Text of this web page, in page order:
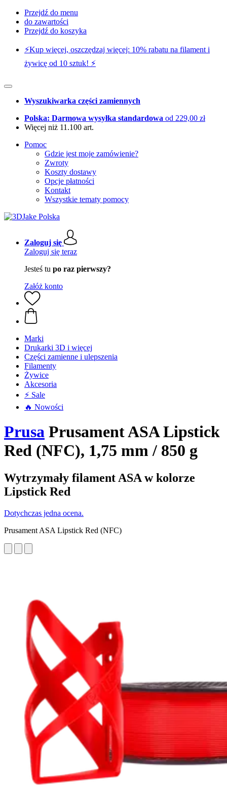
Przejdź do menu
do zawartości
Przejdź do koszyka
⚡️Kup więcej, oszczędzaj więcej: 10% rabatu na filament i
żywicę od 10 sztuk! ⚡️
Wyszukiwarka części zamiennych
Polska: Darmowa wysyłka standardowa od 229,00 zł
Więcej niż 11.100 art.
Pomoc
Gdzie jest moje zamówienie?
Zwroty
Koszty dostawy
Opcje płatności
Kontakt
Wszystkie tematy pomocy
Zaloguj się
Zaloguj się teraz
Jesteś tu po raz pierwszy?
Załóż konto
Marki
Drukarki 3D i więcej
Części zamienne i ulepszenia
Filamenty
Żywice
Akcesoria
⚡ Sale
🔥 Nowości
Prusa Prusament ASA Lipstick
Red (NFC), 1,75 mm / 850 g
Wytrzymały filament ASA w kolorze
Lipstick Red
Dotychczas jedna ocena.
Prusament ASA Lipstick Red (NFC)